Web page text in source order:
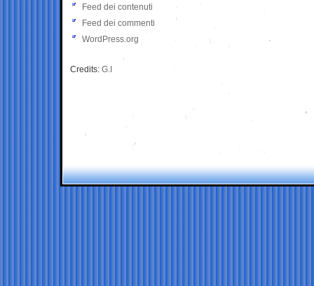
Feed dei contenuti
Feed dei commenti
WordPress.org
Credits: G.I